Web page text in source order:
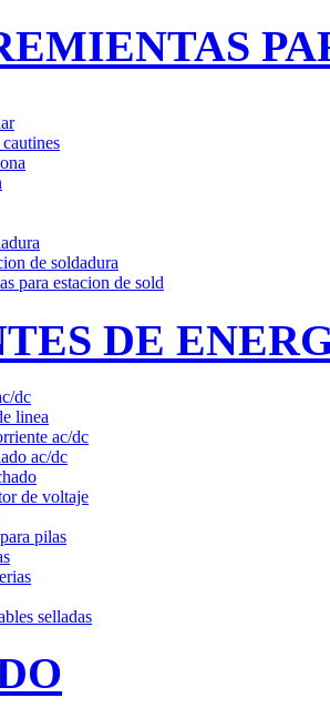
de soldadura
para estacion de sold
DE
dc
linea
ac/dc
ac/dc
de voltaje
pilas
selladas